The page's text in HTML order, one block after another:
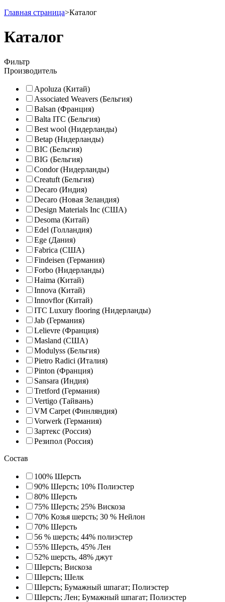
Главная страница>Каталог
Каталог
Фильтр
Производитель
Apoluza (Китай)
Associated Weavers (Бельгия)
Balsan (Франция)
Balta ITC (Бельгия)
Best wool (Нидерланды)
Betap (Нидерланды)
BIC (Бельгия)
BIG (Бельгия)
Condor (Нидерланды)
Creatuft (Бельгия)
Decaro (Индия)
Decaro (Новая Зеландия)
Design Materials Inc (США)
Desoma (Китай)
Edel (Голландия)
Ege (Дания)
Fabrica (США)
Findeisen (Германия)
Forbo (Нидерланды)
Haima (Китай)
Innova (Китай)
Innovflor (Китай)
ITC Luxury flooring (Нидерланды)
Jab (Германия)
Lelievre (Франция)
Masland (США)
Modulyss (Бельгия)
Pietro Radici (Италия)
Pinton (Франция)
Sansara (Индия)
Tretford (Германия)
Vertigo (Тайвань)
VM Carpet (Финляндия)
Vorwerk (Германия)
Зартекс (Россия)
Резипол (Россия)
Состав
100% Шерсть
90% Шерсть; 10% Полиэстер
80% Шерсть
75% Шерсть; 25% Вискоза
70% Козья шерсть; 30 % Нейлон
70% Шерсть
56 % шерсть; 44% полиэстер
55% Шерсть, 45% Лен
52% шерсть, 48% джут
Шерсть; Вискоза
Шерсть; Шелк
Шерсть; Бумажный шпагат; Полиэстер
Шерсть; Лен; Бумажный шпагат; Полиэстер